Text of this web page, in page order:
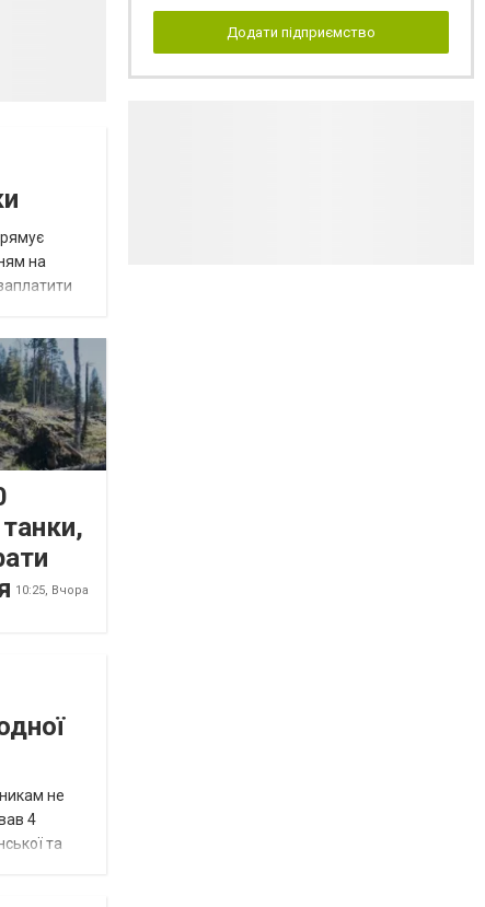
на
10:25, Вчора
не
4
та
Додати підприємство